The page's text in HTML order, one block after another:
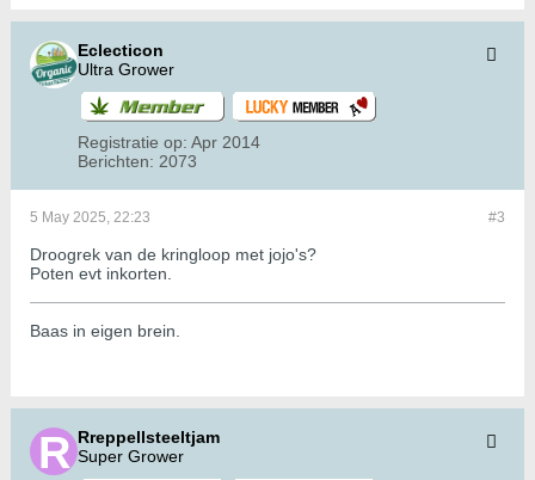
Eclecticon
Ultra Grower
Registratie op: Apr 2014
Berichten: 2073
#3
5 May 2025, 22:23
Droogrek van de kringloop met jojo's?
Poten evt inkorten.
Baas in eigen brein.
Rreppellsteeltjam
Super Grower